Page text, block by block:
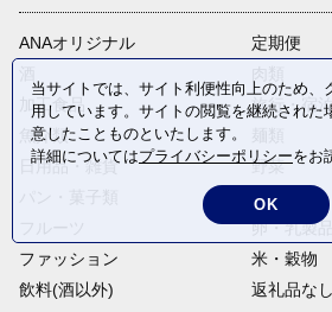
ANAオリジナル
定期便
加工食品
旅行・宿
魚介類
日用品・雑貨
野菜
電化製品
卵・乳製品
ファッション
米・穀物
飲料(酒以外)
返礼品なし
当サイトでは、サイト利便性向上のため、
用しています。サイトの閲覧を継続された
意したことものといたします。
詳細についてはプライバシーポリシーをお
OK